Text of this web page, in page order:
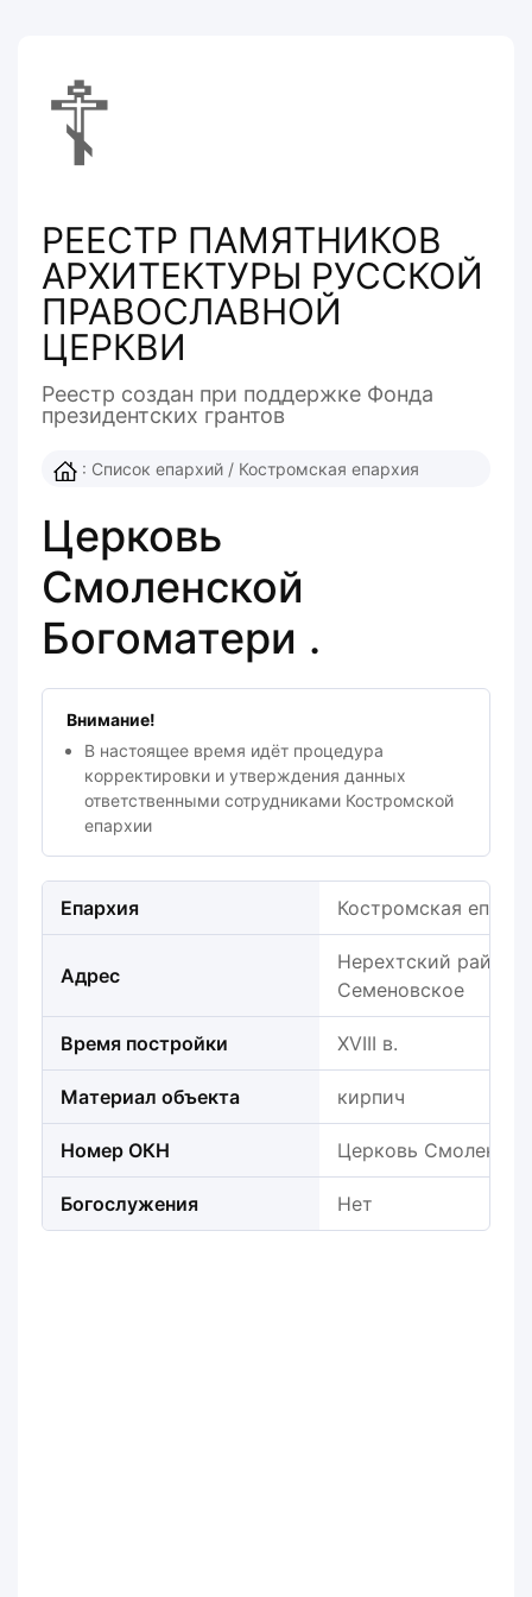
☦
РЕЕСТР ПАМЯТНИКОВ
АРХИТЕКТУРЫ РУССКОЙ
ПРАВОСЛАВНОЙ
ЦЕРКВИ
Реестр создан при поддержке Фонда
президентcких грантов
: Список епархий / Костромская епархия
Церковь
Смоленской
Богоматери .
Внимание!
В настоящее время идёт процедура
корректировки и утверждения данных
ответственными сотрудниками Костромской
епархии
Епархия Костромская
Адрес
Нерехтский район,
Семеновское
Время постройки XVIII в.
Материал объекта кирпич
Номер ОКН Церковь
Богослужения Нет